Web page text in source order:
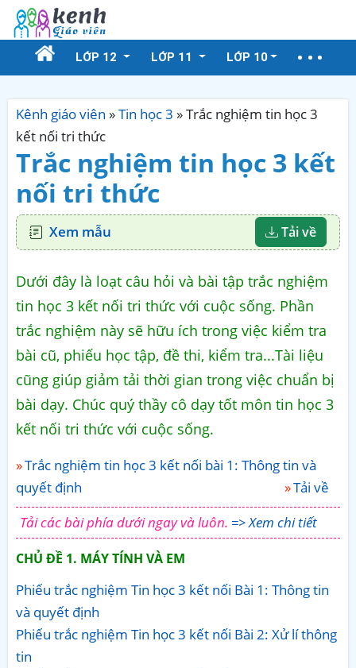
LỚP 12 LỚP 11 LỚP 10
Kênh giáo viên »Tin học 3 »Trắc nghiệm tin học 3
kết nối tri thức
Trắc nghiệm tin học 3 kết
nối tri thức
Xem mẫu Tải về
Dưới đây là loạt câu hỏi và bài tập trắc nghiệm
tin học 3 kết nối tri thức với cuộc sống. Phần
trắc nghiệm này sẽ hữu ích trong việc kiểm tra
bài cũ, phiếu học tập, đề thi, kiểm tra...Tài liệu
cũng giúp giảm tải thời gian trong việc chuẩn bị
bài dạy. Chúc quý thầy cô dạy tốt môn tin học 3
kết nối tri thức với cuộc sống.
Trắc nghiệm tin học 3 kết nối bài 1: Thông tin và
quyết định
Tải về
Tải các bài phía dưới ngay và luôn. => Xem chi tiết
CHỦ ĐỀ 1. MÁY TÍNH VÀ EM
Phiếu trắc nghiệm Tin học 3 kết nối Bài 1: Thông tin
và quyết định
Phiếu trắc nghiệm Tin học 3 kết nối Bài 2: Xử lí thông
tin